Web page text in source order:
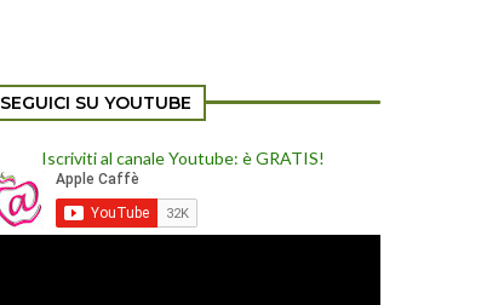
SEGUICI SU YOUTUBE
Iscriviti al canale Youtube: è GRATIS!